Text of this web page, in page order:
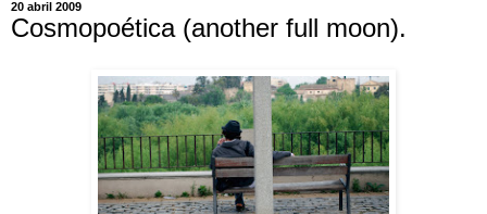
20 abril 2009
Cosmopoética (another full moon).